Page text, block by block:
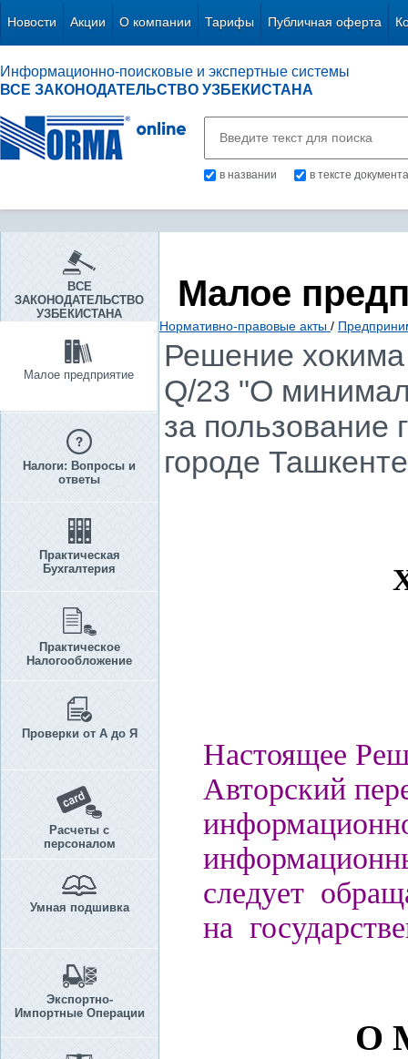
Новости Акции О компании Тарифы Публичная оферта
Информационно-поисковые и экспертные системы
ВСЕ ЗАКОНОДАТЕЛЬСТВО УЗБЕКИСТАНА
в названии в тексте документа
ВСЕ
ЗАКОНОДАТЕЛЬСТВО
УЗБЕКИСТАНА
Малое предприятие
Налоги: Вопросы и
ответы
Практическая
Бухгалтерия
Практическое
Налогообложение
Проверки от А до Я
Расчеты с
персоналом
Умная подшивка
Экспортно-
Импортные Операции
Малое
Нормативно-правовые акты /
Решение хокима
Q/23 "О
за
городе
Настоящее
Авторский
следует
на
О